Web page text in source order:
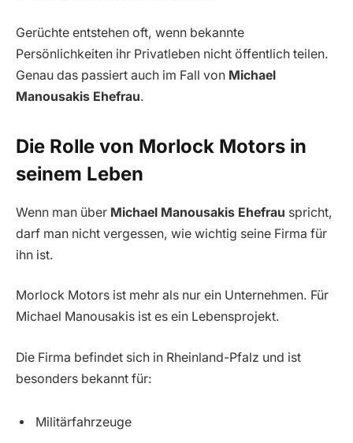
Gerüchte entstehen oft, wenn bekannte
Persönlichkeiten ihr Privatleben nicht öffentlich teilen.
Genau das passiert auch im Fall von Michael
Manousakis Ehefrau.
Die Rolle von Morlock Motors in
seinem Leben
Wenn man über Michael Manousakis Ehefrau spricht,
darf man nicht vergessen, wie wichtig seine Firma für
ihn ist.
Morlock Motors ist mehr als nur ein Unternehmen. Für
Michael Manousakis ist es ein Lebensprojekt.
Die Firma befindet sich in Rheinland-Pfalz und ist
besonders bekannt für:
Militärfahrzeuge